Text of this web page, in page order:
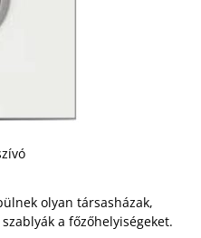
olyan társasházak,
a főzőhelyiségeket.